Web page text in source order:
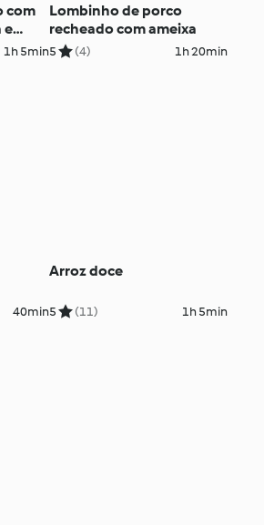
com
e
1h 5min
Lombinho de porco
recheado com ameixa
5 (4) 1h 20min
40min
Arroz doce
5 (11) 1h 5min